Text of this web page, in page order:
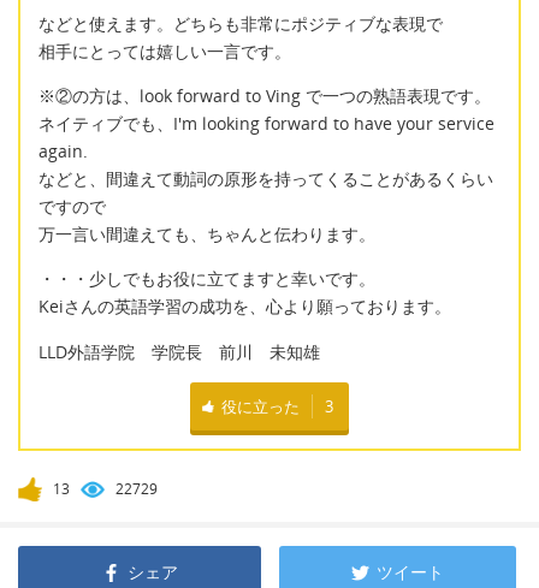
などと使えます。どちらも非常にポジティブな表現で
相手にとっては嬉しい一言です。
※②の方は、look forward to Ving で一つの熟語表現です。
ネイティブでも、I'm looking forward to have your service
again.
などと、間違えて動詞の原形を持ってくることがあるくらい
ですので
万一言い間違えても、ちゃんと伝わります。
・・・少しでもお役に立てますと幸いです。
Keiさんの英語学習の成功を、心より願っております。
LLD外語学院 学院長 前川 未知雄
役に立った 3
13 22729
シェア ツイート